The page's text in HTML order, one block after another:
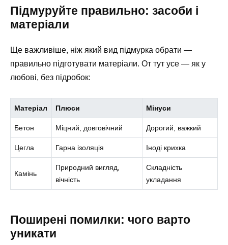
Підмуруйте правильно: засоби і
матеріали
Ще важливіше, ніж який вид підмурка обрати —
правильно підготувати матеріали. От тут усе — як у
любові, без підробок:
Матеріал Плюси Мінуси
Бетон Міцний, довговічний Дорогий, важкий
Цегла Гарна ізоляція Іноді крихка
Камінь
Природний вигляд,
вічність
Складність
укладання
Поширені помилки: чого варто
уникати